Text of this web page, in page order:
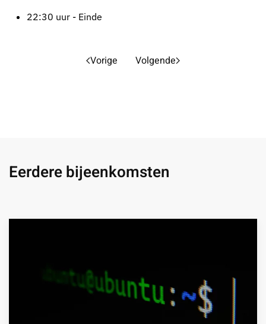
22:30 uur - Einde
Vorige Volgende
Eerdere bijeenkomsten